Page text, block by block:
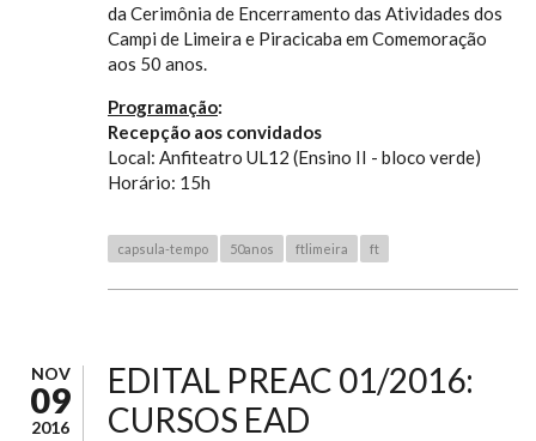
da Cerimônia de Encerramento das Atividades dos
Campi de Limeira e Piracicaba em Comemoração
aos 50 anos.
Programação:
Recepção aos convidados
Local: Anfiteatro UL12 (Ensino II - bloco verde)
Horário: 15h
capsula-tempo 50anos ftlimeira ft
NOV
09
2016
EDITAL PREAC 01/2016:
CURSOS EAD